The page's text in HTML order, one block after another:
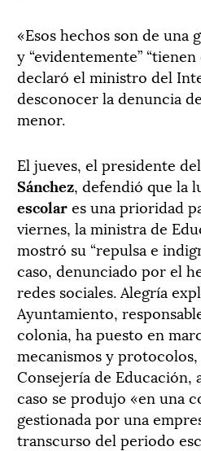
«Esos hechos son de una
y “evidentemente”
declaró el ministro del
desconocer la denuncia
menor.
El jueves, el presidente
Sánchez, defendió que la
escolares una prioridad
viernes, la ministra de
mostró su “repulsa e
caso, denunciado por el
redes sociales. Alegría
Ayuntamiento,
colonia, ha puesto en
mecanismos y
Consejería de Educación,
caso se produjo «en una
gestionada por una
transcurso del periodo